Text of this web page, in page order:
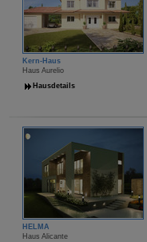
Kern-Haus
Haus Aurelio
Hausdetails
HELMA
Haus Alicante